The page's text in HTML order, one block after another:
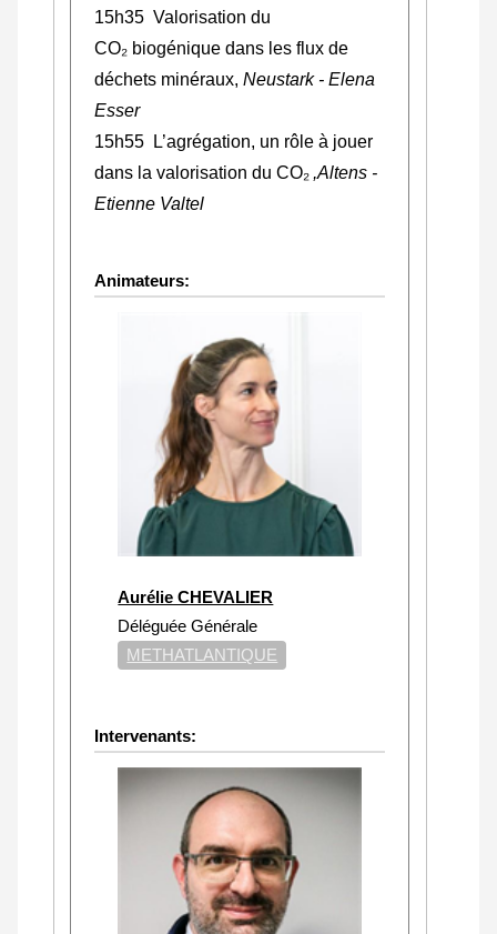
15h35 Valorisation du
CO₂ biogénique dans les flux de
déchets minéraux,Neustark - Elena
Esser
15h55
L’agrégation, un rôle à jouer
dans la valorisation du CO₂ ,Altens -
Etienne Valtel
Animateurs:
Aurélie CHEVALIER
Déléguée Générale
METHATLANTIQUE
Intervenants: